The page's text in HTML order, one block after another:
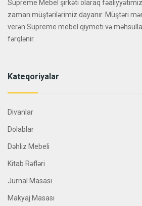
Supreme Mebel şirkəti olaraq
zaman müştərilərimiz dayanır. Müştəri
verən Supreme mebel qiymeti və
fərqlənir.
Kateqoriyalar
Divanlar
Dolablar
Dəhliz Mebeli
Kitab Rəfləri
Jurnal Masası
Makyaj Masası